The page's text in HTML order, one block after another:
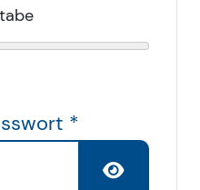
, nicht erfüllt
*